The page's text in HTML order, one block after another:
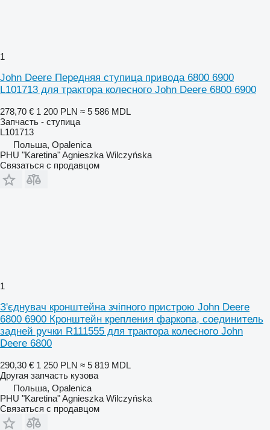
1
John Deere Передняя ступица привода 6800 6900
L101713 для трактора колесного John Deere 6800 6900
278,70 € 1 200 PLN ≈ 5 586 MDL
Запчасть - ступица
L101713
Польша, Opalenica
PHU "Karetina" Agnieszka Wilczyńska
Связаться с продавцом
1
З'єднувач кронштейна зчіпного пристрою John Deere
6800 6900 Кронштейн крепления фаркопа, соединитель
задней ручки R111555 для трактора колесного John
Deere 6800
290,30 € 1 250 PLN ≈ 5 819 MDL
Другая запчасть кузова
Польша, Opalenica
PHU "Karetina" Agnieszka Wilczyńska
Связаться с продавцом